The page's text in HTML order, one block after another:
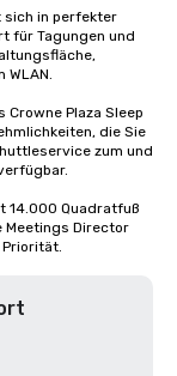
sich in perfekter
für Tagungen und
Plaza Sleep
die Sie
zum und
14.000 Quadratfuß
Meetings Director